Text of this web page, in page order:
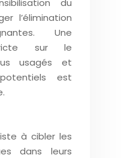
du
l’élimination
Une
sur le
usagés et
est
à cibler les
dans leurs